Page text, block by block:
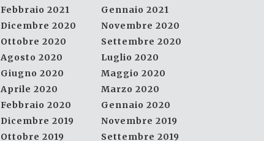
Febbraio 2021
Gennaio 2021
Dicembre 2020
Novembre 2020
Ottobre 2020
Settembre 2020
Agosto 2020
Luglio 2020
Giugno 2020
Maggio 2020
Aprile 2020
Marzo 2020
Febbraio 2020
Gennaio 2020
Dicembre 2019
Novembre 2019
Ottobre 2019
Settembre 2019